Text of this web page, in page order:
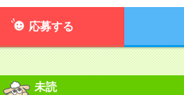
応募する
未読